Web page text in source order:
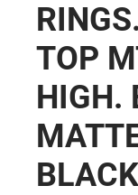
TOP
HIGH.
BLACK